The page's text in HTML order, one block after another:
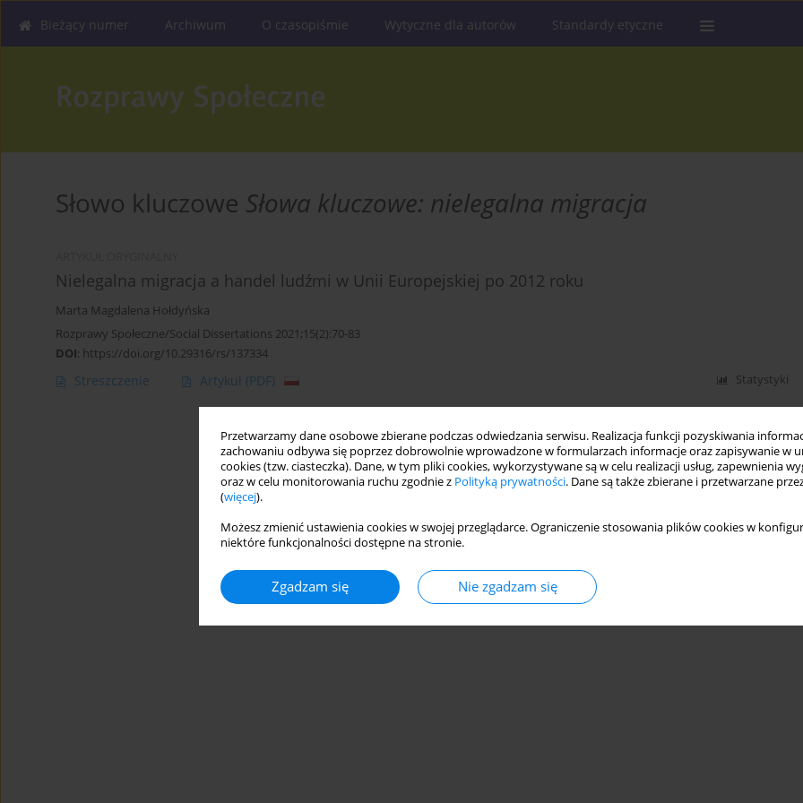
Przetwarzamy dane osobowe zbierane podczas odwiedzania serwisu. Realizacja funkcji pozyskiwania
zachowaniu odbywa się poprzez dobrowolnie wprowadzone w formularzach informacje oraz zapisywanie w
cookies (tzw. ciasteczka). Dane, w tym pliki cookies, wykorzystywane są w celu realizacji usług, zapewnienia
oraz w celu monitorowania ruchu zgodnie z Polityką prywatności. Dane są także zbierane i przetwarzane
(więcej).
Możesz zmienić ustawienia cookies w swojej przeglądarce. Ograniczenie stosowania plików cookies w
niektóre funkcjonalności dostępne na stronie.
Zgadzam się Nie zgadzam się
Bieżący numer Archiwum O czasopiśmie Wytyczne dla autorów Standardy etyczne
Słowo kluczowe Słowa kluczowe: nielegalna migracja
Nielegalna migracja a handel ludźmi w Unii Europejskiej po 2012 roku
Marta Magdalena Hołdyńska
Rozprawy Społeczne/Social Dissertations 2021;15(2):70-83
DOI: https://doi.org/10.29316/rs/137334
Streszczenie Artykuł (PDF) Statystyki